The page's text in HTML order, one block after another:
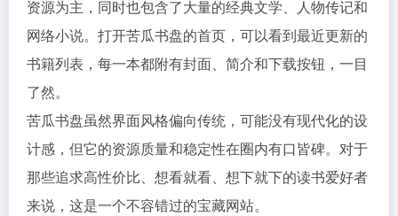
资源为主，同时也包含了大量的经典文学、人物传记和
网络小说。打开苦瓜书盘的首页，可以看到最近更新的
书籍列表，每一本都附有封面、简介和下载按钮，一目
了然。
苦瓜书盘虽然界面风格偏向传统，可能没有现代化的设
计感，但它的资源质量和稳定性在圈内有口皆碑。对于
那些追求高性价比、想看就看、想下就下的读书爱好者
来说，这是一个不容错过的宝藏网站。